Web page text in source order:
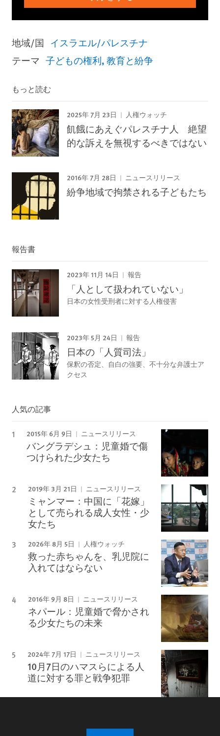
地域/国 イスラエル/パレスチナ
テーマ 子どもの権利 教育と紛争
もっと読む
2025年 7月 23日 人権ウォッチ
飢餓にあえぐパレスチナ人 絶望
的な訴えを無視するべきではない
2016年 7月 28日 ニュースリリース
紛争地域で拘禁される子どもたち
報告書
2023年 11月 14日 報告
「人として扱われていない」
日本の女性受刑者に対する人権侵害
2023年 5月 24日 報告
日本の「人質司法」
保釈の否定、自白の強要、不十分な弁護士ア
クセス
人気の記事
2015年 6月 9日 ニュースリリース
バングラデシュ：児童婚で傷
つけられた少女たち
2019年 3月 21日 ニュースリリース
ミャンマー：中国に「花嫁」
として売られる成人女性・少
女たち
2026年 8月 5日 人権ウォッチ
救った赤ちゃんを、乳児院に
入れてはならない
2016年 9月 8日 ニュースリリース
ネパール：児童婚で脅かされ
る少女たちの未来
2024年 7月 17日 ニュースリリース
10月7日のハマスらによる人
道に対する罪と戦争犯罪